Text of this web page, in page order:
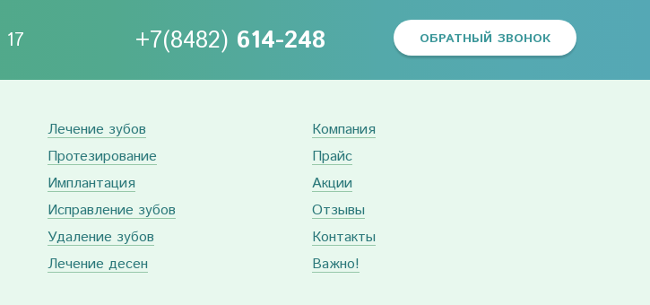
+7(8482) 614-248 ОБРАТНЫЙ ЗВОНОК
Лечение зубов
Протезирование
Имплантация
Исправление зубов
Удаление зубов
Лечение десен
Компания
Прайс
Акции
Отзывы
Контакты
Важно!